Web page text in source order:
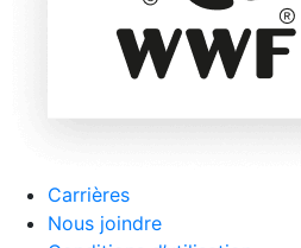
Carrières
Nous joindre